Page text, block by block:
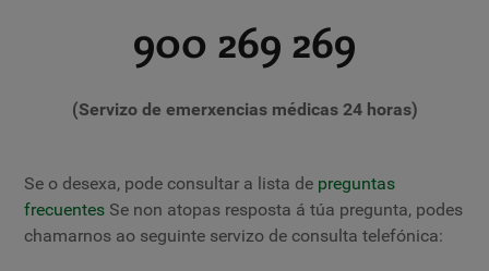
900 269 269
(Servizo de emerxencias médicas 24 horas)
Se o desexa, pode consultar a lista de preguntas
frecuentes Se non atopas resposta á túa pregunta, podes
chamarnos ao seguinte servizo de consulta telefónica: